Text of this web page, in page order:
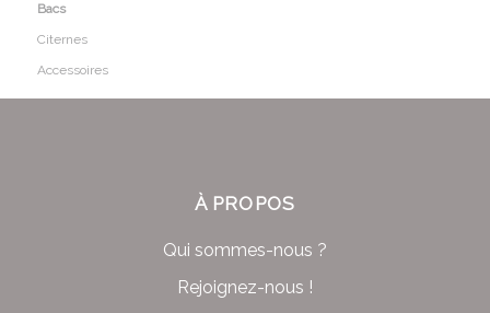
Bacs
Citernes
Accessoires
À PROPOS
Qui sommes-nous ?
Rejoignez-nous !